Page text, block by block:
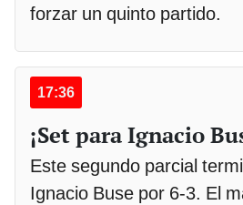
forzar un quinto partido.
17:36
¡Set para Ignacio
Este segundo parcial
Ignacio Buse por 6-3. El